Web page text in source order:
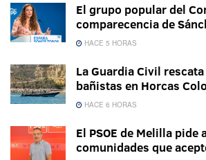
El grupo popular del
comparecencia de
HACE 5 HORAS
La Guardia Civil
bañistas en Horcas
HACE 6 HORAS
El PSOE de Melilla pide
comunidades que